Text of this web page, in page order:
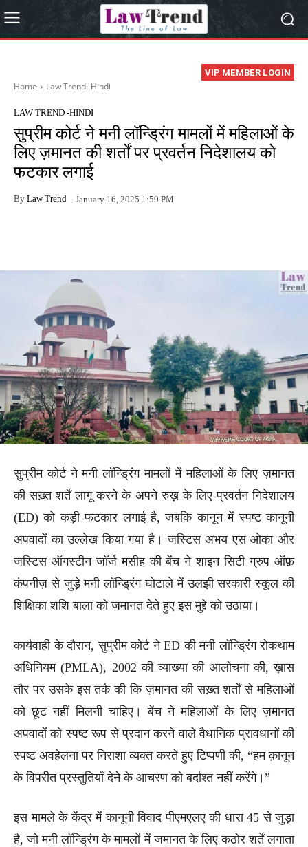
VIP MEMBER LOGIN
Home Law Trend -Hindi
LAW TREND -HINDI
सुप्रीम कोर्ट ने मनी लॉन्ड्रिंग मामलों में महिलाओं के
लिए ज़मानत की शर्तों पर प्रवर्तन निदेशालय को
फटकार लगाई
By Law Trend January 16, 2025 1:59 PM
सुप्रीम कोर्ट ने मनी लॉन्ड्रिंग मामलों में महिलाओं के लिए ज़मानत
की सख़्त शर्तें लागू करने के अपने रुख़ के लिए प्रवर्तन निदेशालय
(ED) को कड़ी फटकार लगाई है, जबकि कानून में स्पष्ट कानूनी
अपवादों का उल्लेख किया गया है। जस्टिस अभय एस ओका और
जस्टिस ऑगस्टीन जॉर्ज मसीह की बेंच ने शाइन सिटी ग्रुप ऑफ़
कंपनीज़ से जुड़े मनी लॉन्ड्रिंग घोटाले में उलझी सरकारी स्कूल की
शिक्षिका शशि बाला को ज़मानत देते हुए इस मुद्दे को उठाया।
कार्यवाही के दौरान, सुप्रीम कोर्ट ने ED की मनी लॉन्ड्रिंग रोकथाम
अधिनियम (PMLA), 2002 की व्याख्या की आलोचना की, ख़ास
तौर पर उसके इस तर्क की कि ज़मानत की सख़्त शर्तों से महिलाओं
को छूट नहीं मिलनी चाहिए। बेंच ने महिलाओं के लिए ज़मानत
अपवादों को स्पष्ट रूप से प्रदान करने वाले वैधानिक प्रावधानों की
स्पष्ट अवहेलना पर निराशा व्यक्त करते हुए टिप्पणी की, “हम क़ानून
के विपरीत प्रस्तुतियाँ देने के आचरण को बर्दाश्त नहीं करेंगे।”
इस मामले के केंद्र में कानूनी विवाद पीएमएलए की धारा 45 से जुड़ा
है, जो मनी लॉन्ड्रिंग के मामलों में जमानत के लिए कठोर शर्तें लगाता